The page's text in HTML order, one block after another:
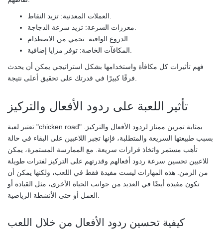
فهم تأثيرات كل مكافأة واستخدامها بشكل استراتيجي يمكن أن يحدث
تأثير اللعبة على ردود الأفعال والتركيز
تعتبر لعبة "chicken road" بمثابة تمرين ممتاز لردود الأفعال والتركيز.
بسبب طبيعتها السريعة والمتطلبة، فإنها تجبر اللاعبين على البقاء في حالة
تأهب مستمر واتخاذ قرارات سريعة. مع الممارسة المستمرة، يمكن
للاعبين تحسين سرعة ردود أفعالهم وقدرتهم على التركيز لفترات طويلة
من الزمن. هذه المهارات ليست مفيدة فقط في اللعب، ولكنها يمكن أن
تكون مفيدة أيضًا في العديد من جوانب الحياة الأخرى، مثل القيادة أو
كيفية تحسين ردود الأفعال من خلال اللعب